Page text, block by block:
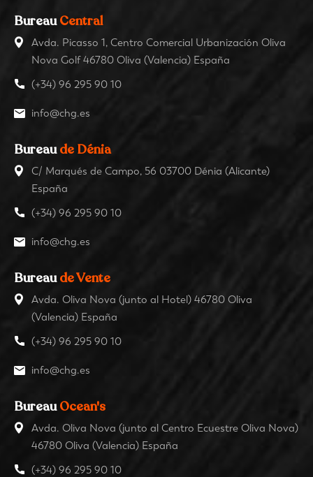
BureauCentral
Avda. Picasso 1, Centro Comercial Urbanización Oliva
Nova Golf 46780 Oliva (Valencia) España
(+34) 96 295 90 10
info@chg.es
Bureaude Dénia
C/ Marqués de Campo, 56 03700 Dénia (Alicante)
España
(+34) 96 295 90 10
info@chg.es
Bureaude Vente
Avda. Oliva Nova (junto al Hotel) 46780 Oliva
(Valencia) España
(+34) 96 295 90 10
info@chg.es
BureauOcean's
Avda. Oliva Nova (junto al Centro Ecuestre Oliva Nova)
46780 Oliva (Valencia) España
(+34) 96 295 90 10